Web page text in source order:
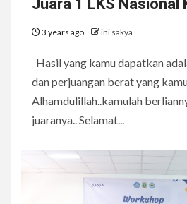
Juara 1 LKS Nasional
3 years ago ini sakya
Hasil yang kamu dapatkan
dan perjuangan berat yang
Alhamdulillah..kamulah
juaranya.. Selamat...